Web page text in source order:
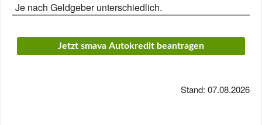
Je nach Geldgeber unterschiedlich.
Jetzt smava Autokredit beantragen
Stand: 07.08.2026